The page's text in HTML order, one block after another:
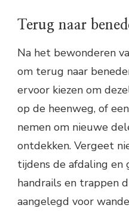
Terug naar
Na het bewonderen
om terug naar
ervoor kiezen om
op de heenweg, of
nemen om nieuwe
ontdekken. Vergeet
tijdens de afdaling en
handrails en trappen
aangelegd voor